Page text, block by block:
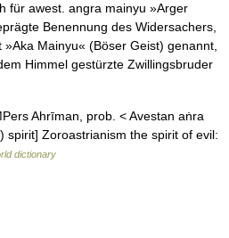
awest. angra mainyu »Arger
Benennung des Widersachers,
Mainyu« (Böser Geist) genannt,
Himmel gestürzte Zwillingsbruder
Ahrīman, prob. < Avestan aṅra
spirit] Zoroastrianism the spirit of evil:
dictionary